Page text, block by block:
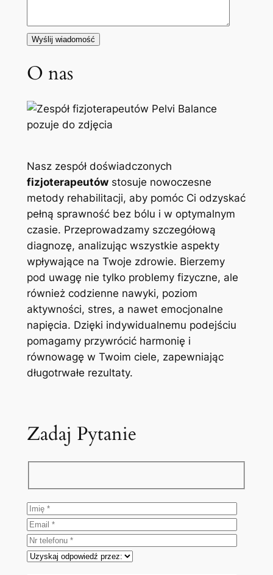
O nas
Nasz zespół doświadczonych
fizjoterapeutówstosuje nowoczesne
metody rehabilitacji, aby pomóc Ci odzyskać
pełną sprawność bez bólu i w optymalnym
czasie. Przeprowadzamy szczegółową
diagnozę, analizując wszystkie aspekty
wpływające na Twoje zdrowie. Bierzemy
pod uwagę nie tylko problemy fizyczne, ale
również codzienne nawyki, poziom
aktywności, stres, a nawet emocjonalne
napięcia. Dzięki indywidualnemu podejściu
pomagamy przywrócić harmonię i
równowagę w Twoim ciele, zapewniając
długotrwałe rezultaty.
Zadaj Pytanie